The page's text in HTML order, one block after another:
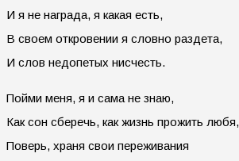
И я не награда, я какая есть,
В своем откровении я словно раздета,
И слов недопетых нисчесть.
Пойми меня, я и сама не знаю,
Как сон сберечь, как жизнь прожить любя,
Поверь, храня свои переживания